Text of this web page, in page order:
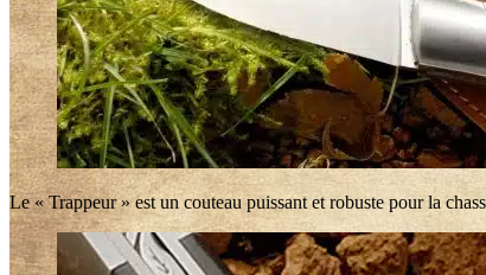
Le « Trappeur » est un couteau puissant et robuste pour la